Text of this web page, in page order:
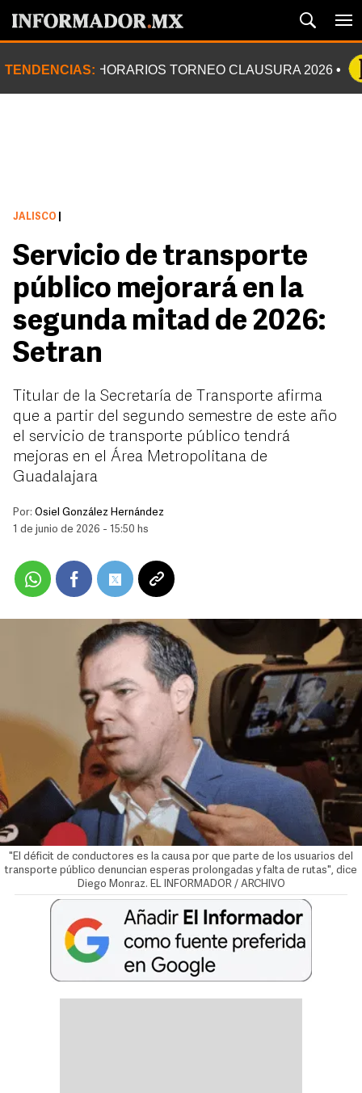
TENDENCIAS: HORARIOS TORNEO CLAUSURA 2026
JALISCO
Servicio de transporte
público mejorará en la
segunda mitad de 2026:
Setran
Titular de la Secretaría de Transporte afirma
que a partir del segundo semestre de este año
el servicio de transporte público tendrá
mejoras en el Área Metropolitana de
Guadalajara
Por: Osiel González Hernández
1 de junio de 2026 - 15:50 hs
"El déficit de conductores es la causa por que parte de los usuarios del
transporte público denuncian esperas prolongadas y falta de rutas", dice
Diego Monraz. EL INFORMADOR / ARCHIVO